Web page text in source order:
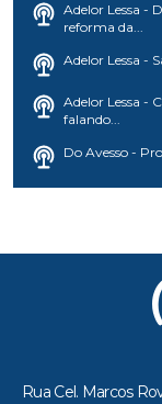
Adelor Lessa -
reforma da...
Adelor Lessa -
Adelor Lessa -
falando...
Do Avesso -
Rua Cel. Marcos